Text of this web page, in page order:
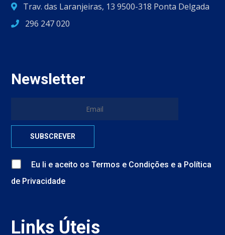
Trav. das Laranjeiras, 13 9500-318 Ponta Delgada
296 247 020
Newsletter
Eu li e aceito osTermos e Condições e a Política
de Privacidade
Links Úteis